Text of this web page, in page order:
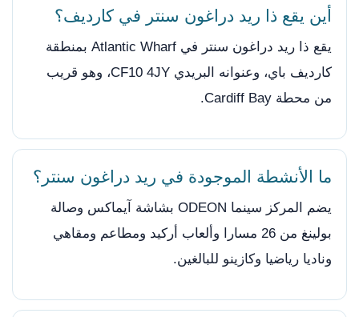
أين يقع ذا ريد دراغون سنتر في كارديف؟
يقع ذا ريد دراغون سنتر في Atlantic Wharf بمنطقة
كارديف باي، وعنوانه البريدي CF10 4JY، وهو قريب
من محطة Cardiff Bay.
ما الأنشطة الموجودة في ريد دراغون سنتر؟
يضم المركز سينما ODEON بشاشة آيماكس وصالة
بولينغ من 26 مسارا وألعاب أركيد ومطاعم ومقاهي
وناديا رياضيا وكازينو للبالغين.